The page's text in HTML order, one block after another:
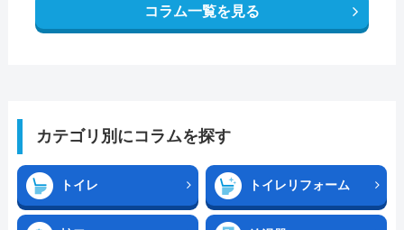
コラム一覧を見る
カテゴリ別にコラムを探す
トイレ トイレリフォーム